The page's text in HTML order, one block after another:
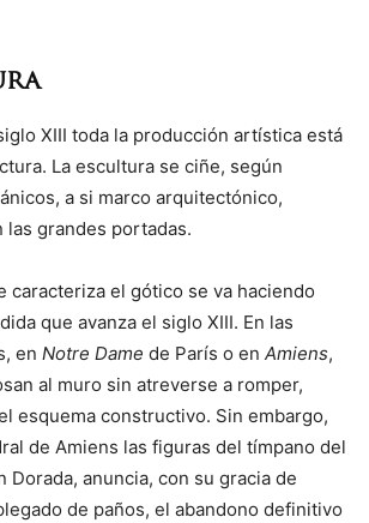
XIII toda la producción artística está
La escultura se ciñe, según
a si marco arquitectónico,
grandes portadas.
caracteriza el gótico se va haciendo
que avanza el siglo XIII. En las
en Notre Dame de París o en Amiens,
al muro sin atreverse a romper,
esquema constructivo. Sin embargo,
de Amiens las figuras del tímpano del
Dorada, anuncia, con su gracia de
de paños, el abandono definitivo